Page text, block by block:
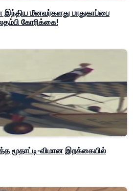
மீனவர்களது பாதுகாப்பை
கோரிக்கை!
மூதாட்டி-விமான இறக்கையில்